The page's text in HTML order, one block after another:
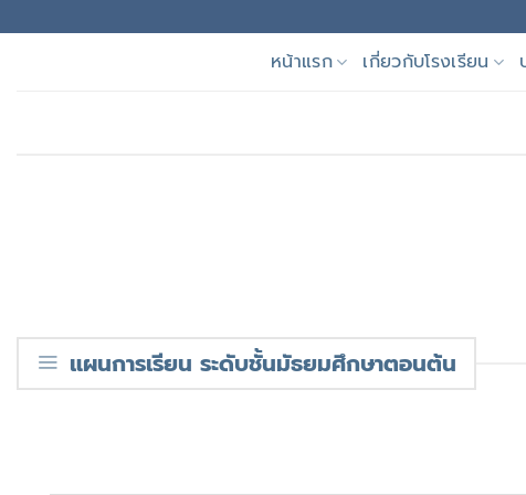
to
หน้าแรก เกี่ยวกับโรงเรียน
แผนการเรียน ระดับชั้นมัธยมศึกษาตอนต้น